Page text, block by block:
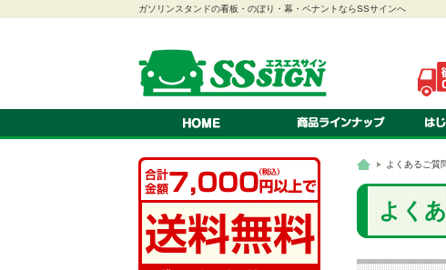
ガソリンスタンドの看板・のぼり・幕・ペナントならSSサインへ
のぼり
幕
ペナント
連続旗・オープン幕
紅白幕
スクリーン看板
A型看板
スタンド看板
ステッカー
看板
吸盤付きカードケース
LEDパネル
ロールスクリーン
車検証ホルダー
はっぴ・腕章
テント
カタログスタンド
オリ
オリ
オリ
よくあるご質
よく